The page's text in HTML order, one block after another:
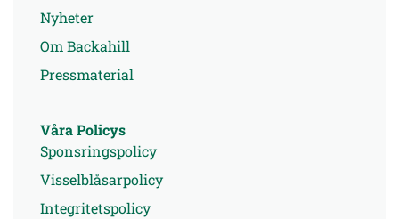
Nyheter
Om Backahill
Pressmaterial
Våra Policys
Sponsringspolicy
Visselblåsarpolicy
Integritetspolicy